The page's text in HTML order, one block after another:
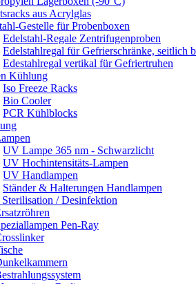
aus Acrylglas
Gestelle für Probenboxen
Edelstahl-Regale Zentrifugenproben
Edelstahlregal für Gefrierschränke, seitlich
Edestahlregal vertikal für Gefriertruhen
Kühlung
Iso Freeze Racks
Bio Cooler
PCR Kühlblocks
UV Lampe 365 nm - Schwarzlicht
UV Hochintensitäts-Lampen
UV Handlampen
Ständer & Halterungen Handlampen
/ Desinfektion
Pen-Ray